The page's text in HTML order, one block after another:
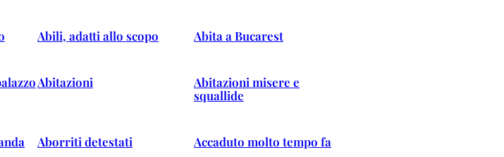
Abili, adatti allo scopo Abita a Bucarest
Abitazioni
Abitazioni misere e
squallide
Aborriti detestati Accaduto molto tempo fa